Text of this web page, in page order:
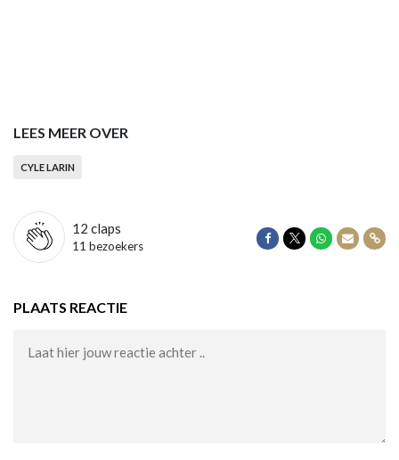
LEES MEER OVER
CYLE LARIN
12 claps
11 bezoekers
Delen op Facebook
Delen op Twitter
Delen op
Delen
PLAATS REACTIE